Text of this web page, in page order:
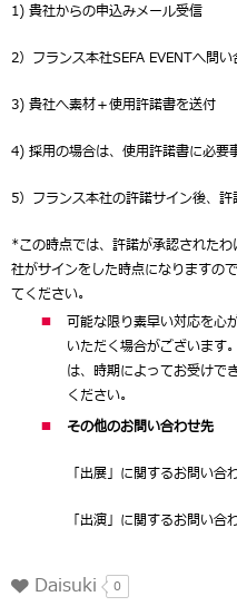
1) 貴社からの申込みメール受信
2）フランス本社SEFA EVENTへ問い
3) 貴社へ素材＋使用許諾書を送付
4) 採用の場合は、使用許諾書に必
5）フランス本社の許諾サイン後、許
*この時点では、許諾が承認された
社がサインをした時点になりますの
てください。
可能な限り素早い対応を心
いただく場合がございます
は、時期によってお受けで
ください。
その他のお問い合わせ先
「出展」に関するお問い合
「出演」に関するお問い合
Daisuki 0